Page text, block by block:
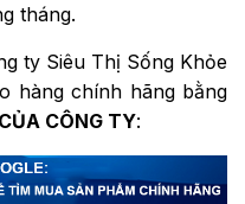
tháng.
ty Siêu Thị Sống Khỏe
hàng chính hãng bằng
CÔNG TY: